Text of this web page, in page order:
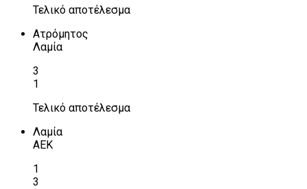
Τελικό αποτέλεσμα
Ατρόμητος
Λαμία
3
1
Τελικό αποτέλεσμα
Λαμία
ΑΕΚ
1
3